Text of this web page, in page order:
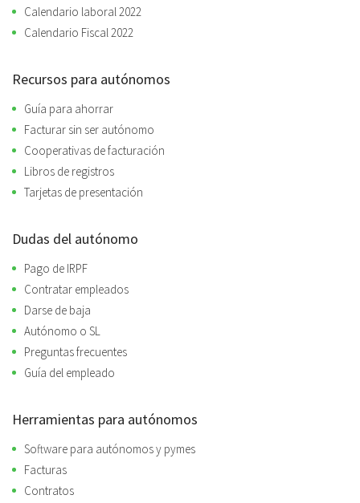
Calendario laboral 2022
Calendario Fiscal 2022
Recursos para autónomos
Guía para ahorrar
Facturar sin ser autónomo
Cooperativas de facturación
Libros de registros
Tarjetas de presentación
Dudas del autónomo
Pago de IRPF
Contratar empleados
Darse de baja
Autónomo o SL
Preguntas frecuentes
Guía del empleado
Herramientas para autónomos
Software para autónomos y pymes
Facturas
Contratos